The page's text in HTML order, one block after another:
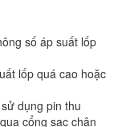
số áp suất lốp
lốp quá cao hoặc
dụng pin thu
cổng sạc chân